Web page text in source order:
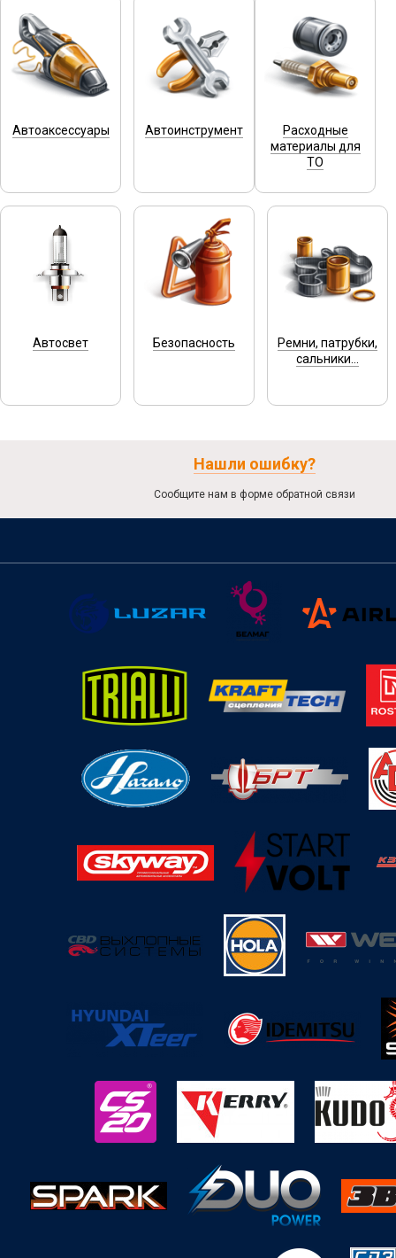
Автоаксессуары Автоинструмент
Расходные
материалы для
ТО
Автосвет Безопасность
Ремни, патрубки,
сальники...
Нашли ошибку?
Сообщите нам в форме обратной связи